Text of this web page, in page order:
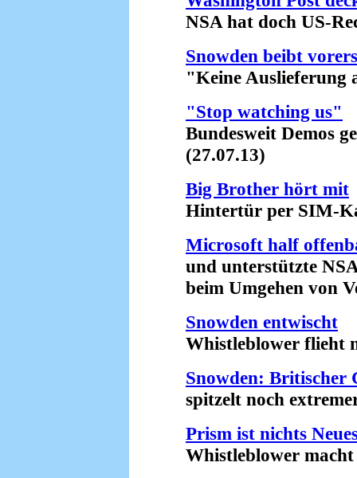
NSA hat doch US-
Snowden beibt
"Keine Auslieferung
"Stop watching us"
Bundesweit Demos
(27.07.13)
Big Brother hört mit
Hintertür per SIM-
Microsoft half
und unterstützte
beim Umgehen von
Snowden entwischt
Whistleblower flieht
Snowden: Britischer
spitzelt noch
Prism ist nichts
Whistleblower macht